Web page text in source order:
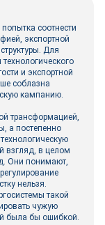
соотнести
экспортной
Для
и экспортной
соблазна
кампанию.
трансформацией,
а постепенно
взгляд, в целом
Они понимают,
нельзя.
такой
чужую
была бы ошибкой.